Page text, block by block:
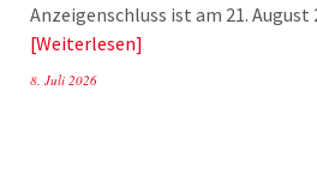
Anzeigenschluss ist am 21.
Weiterlesen
8. Juli 2026